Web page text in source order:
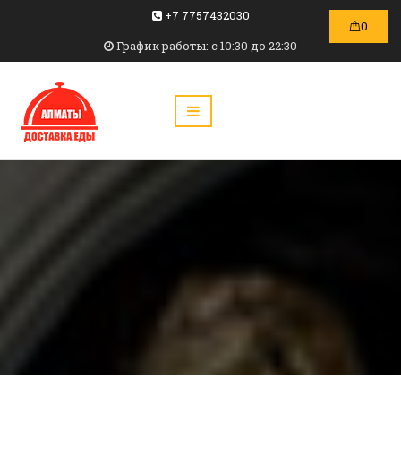
+7 7757432030
График работы: c 10:30 до 22:30
0